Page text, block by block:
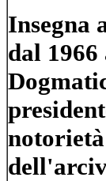
Insegna
dal